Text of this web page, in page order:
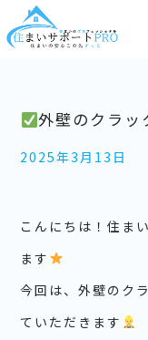
外壁のクラッ
2025年3月13日
こんにちは！住ま
ます
今回は、外壁のク
ていただきます